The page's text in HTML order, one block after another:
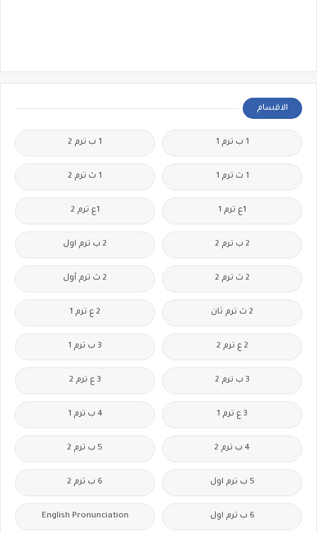
الاقسام
1 ب ترم 1 1 ب ترم 2
1 ث ترم 1 1 ث ترم 2
1ع ترم 1 1ع ترم 2
2 ب ترم 2 2 ب ترم اول
2 ث ترم 2 2 ث ترم أول
2 ث ترم ثان 2 ع ترم 1
2 ع ترم 2 3 ب ترم 1
3 ب ترم 2 3 ع ترم 2
3 ع ترم 1 4 ب ترم 1
4 ب ترم 2 5 ب ترم 2
5 ب ترم اول 6 ب ترم 2
6 ب ترم اول English Pronunciation